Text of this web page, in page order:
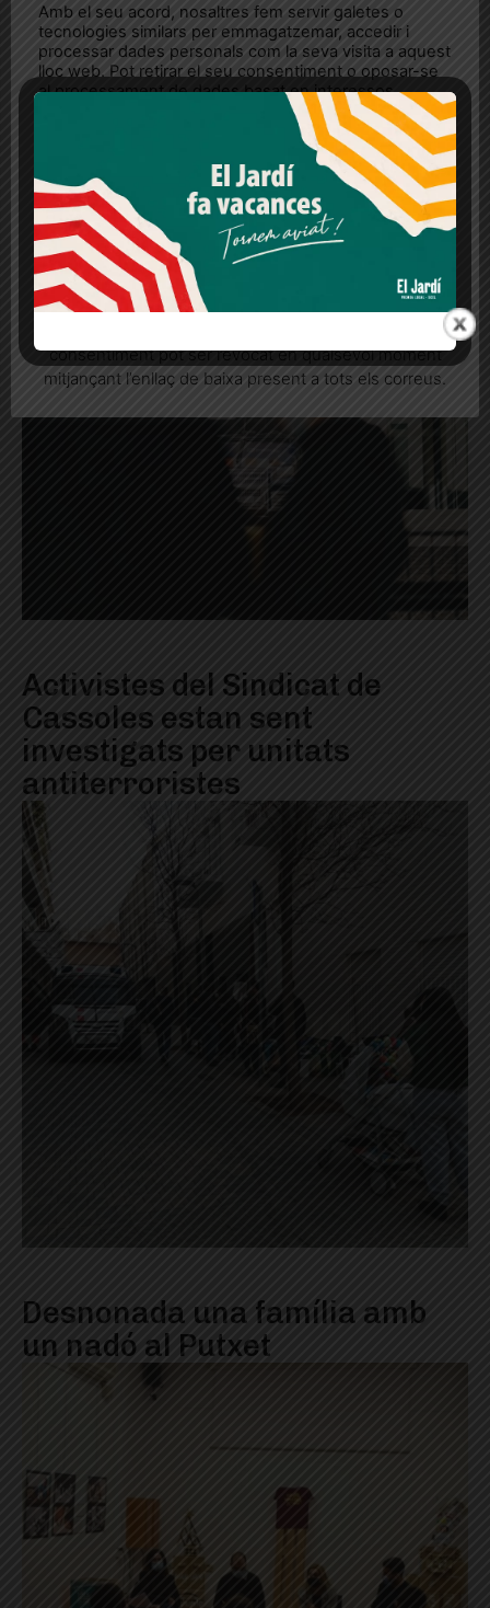
Any nou, mateixa misèria i
Activistes del Sindicat de
Cassoles estan sent
investigats per unitats
antiterroristes
Desnonada una família amb
un nadó al Putxet
Amb el seu acord, nosaltres fem servir galetes o
tecnologies similars per emmagatzemar, accedir i
processar dades personals com la seva visita a aquest
lloc web. Pot retirar el seu consentiment o oposar-se
al processament de dades basat en interessos
legítims en qualsevol moment fent clic a "Ajustos de
cookies" o a la nostra Política de privacitat en aquest
lloc web. Si cliques "acceptar" dones el teu
Més informació Acceptar Rebutjar tot
Quan l’usuari crea un compte al Diari el Jardí, dona el
seu consentiment explícit per rebre comunicacions
consentiment pot ser revocat en qualsevol moment
mitjançant l’enllaç de baixa present a tots els correus.